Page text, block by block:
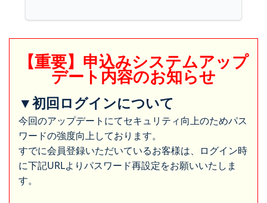
【重要】申込みシステムアップ
デート内容のお知らせ
▼初回ログインについて
今回のアップデートにてセキュリティ向上のためパス
ワードの強度向上しております。
すでに会員登録いただいているお客様は、ログイン時
に下記URLよりパスワード再設定をお願いいたしま
す。